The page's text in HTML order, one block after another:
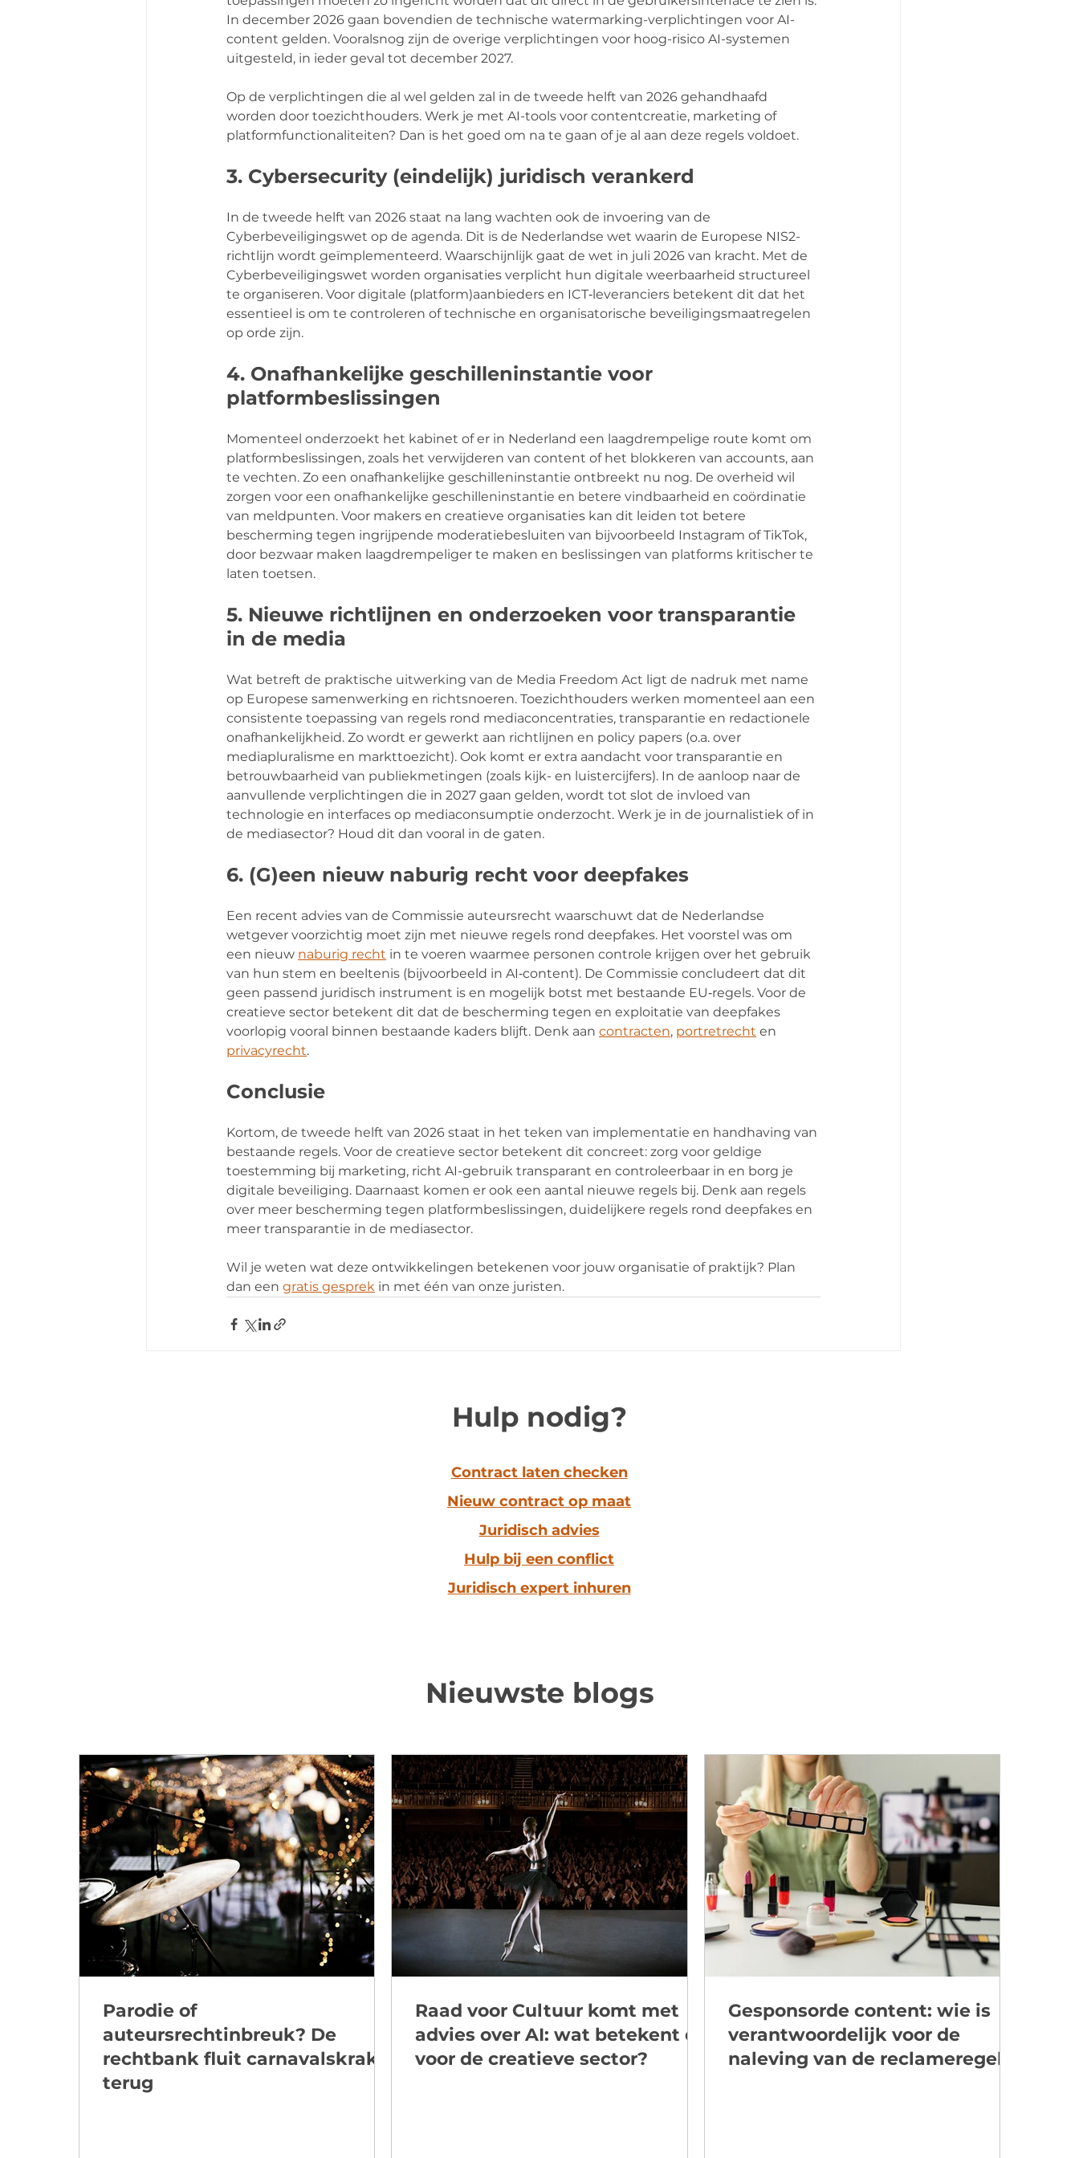
In december 2026 gaan bovendien de technische watermarking-verplichtingen voor AI-
content gelden. Vooralsnog zijn de overige verplichtingen voor hoog-risico AI-systemen
uitgesteld, in ieder geval tot december 2027.
Op de verplichtingen die al wel gelden zal in de tweede helft van 2026 gehandhaafd
worden door toezichthouders. Werk je met AI-tools voor contentcreatie, marketing of
platformfunctionaliteiten? Dan is het goed om na te gaan of je al aan deze regels voldoet.
3. Cybersecurity (eindelijk) juridisch verankerd
In de tweede helft van 2026 staat na lang wachten ook de invoering van de
Cyberbeveiligingswet op de agenda. Dit is de Nederlandse wet waarin de Europese NIS2-
richtlijn wordt geïmplementeerd. Waarschijnlijk gaat de wet in juli 2026 van kracht. Met de
Cyberbeveiligingswet worden organisaties verplicht hun digitale weerbaarheid structureel
te organiseren. Voor digitale (platform)aanbieders en ICT‑leveranciers betekent dit dat het
essentieel is om te controleren of technische en organisatorische beveiligingsmaatregelen
op orde zijn.
4. Onafhankelijke geschilleninstantie voor
platformbeslissingen
Momenteel onderzoekt het kabinet of er in Nederland een laagdrempelige route komt om
platformbeslissingen, zoals het verwijderen van content of het blokkeren van accounts, aan
te vechten. Zo een onafhankelijke geschilleninstantie ontbreekt nu nog. De overheid wil
zorgen voor een onafhankelijke geschilleninstantie en betere vindbaarheid en coördinatie
van meldpunten. Voor makers en creatieve organisaties kan dit leiden tot betere
bescherming tegen ingrijpende moderatiebesluiten van bijvoorbeeld Instagram of TikTok,
door bezwaar maken laagdrempeliger te maken en beslissingen van platforms kritischer te
laten toetsen.
5. Nieuwe richtlijnen en onderzoeken voor transparantie
in de media
Wat betreft de praktische uitwerking van de Media Freedom Act ligt de nadruk met name
op Europese samenwerking en richtsnoeren. Toezichthouders werken momenteel aan een
consistente toepassing van regels rond mediaconcentraties, transparantie en redactionele
onafhankelijkheid. Zo wordt er gewerkt aan richtlijnen en policy papers (o.a. over
mediapluralisme en markttoezicht). Ook komt er extra aandacht voor transparantie en
betrouwbaarheid van publiekmetingen (zoals kijk- en luistercijfers). In de aanloop naar de
aanvullende verplichtingen die in 2027 gaan gelden, wordt tot slot de invloed van
technologie en interfaces op mediaconsumptie onderzocht. Werk je in de journalistiek of in
de mediasector? Houd dit dan vooral in de gaten.
6. (G)een nieuw naburig recht voor deepfakes
Een recent advies van de Commissie auteursrecht waarschuwt dat de Nederlandse
wetgever voorzichtig moet zijn met nieuwe regels rond deepfakes. Het voorstel was om
een nieuw naburig recht in te voeren waarmee personen controle krijgen over het gebruik
van hun stem en beeltenis (bijvoorbeeld in AI‑content). De Commissie concludeert dat dit
geen passend juridisch instrument is en mogelijk botst met bestaande EU‑regels. Voor de
creatieve sector betekent dit dat de bescherming tegen en exploitatie van deepfakes
voorlopig vooral binnen bestaande kaders blijft. Denk aan contracten, portretrecht en
privacyrecht.
Conclusie
Kortom, de tweede helft van 2026 staat in het teken van implementatie en handhaving van
bestaande regels. Voor de creatieve sector betekent dit concreet: zorg voor geldige
toestemming bij marketing, richt AI-gebruik transparant en controleerbaar in en borg je
digitale beveiliging. Daarnaast komen er ook een aantal nieuwe regels bij. Denk aan regels
over meer bescherming tegen platformbeslissingen, duidelijkere regels rond deepfakes en
meer transparantie in de mediasector.
Wil je weten wat deze ontwikkelingen betekenen voor jouw organisatie of praktijk? Plan
dan een gratis gesprek in met één van onze juristen.
Hulp nodig?
Contract laten checken
Nieuw contract op maat
Juridisch advies
Hulp bij een conflict
Juridisch expert inhuren
Nieuwste blogs
Parodie of
auteursrechtinbreuk? De
rechtbank fluit carnavalskraker
terug
Raad voor Cultuur komt met
advies over AI: wat betekent dit
voor de creatieve sector?
Gesponsorde content: wie is
verantwoordelijk voor de
naleving van de reclameregels?